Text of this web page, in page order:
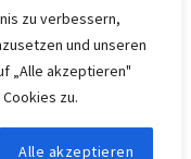
zu verbessern,
und unseren
„Alle akzeptieren"
zu.
Alle akzeptieren